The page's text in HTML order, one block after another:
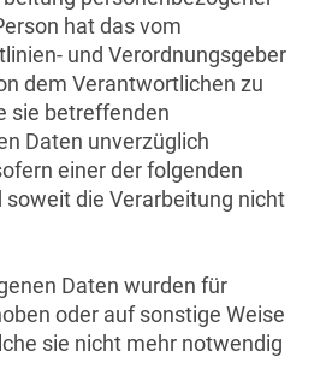
hat das vom
und Verordnungsgeber
dem Verantwortlichen zu
sie betreffenden
Daten unverzüglich
einer der folgenden
soweit die Verarbeitung nicht
Daten wurden für
oder auf sonstige Weise
sie nicht mehr notwendig